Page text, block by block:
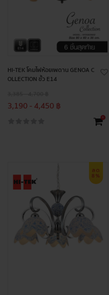
HI-TEK โคมไฟห้อยเพดาน GENOA C
OLLECTION ขั้ว E14
3,190 - 4,450 ฿
+
ลด
8%